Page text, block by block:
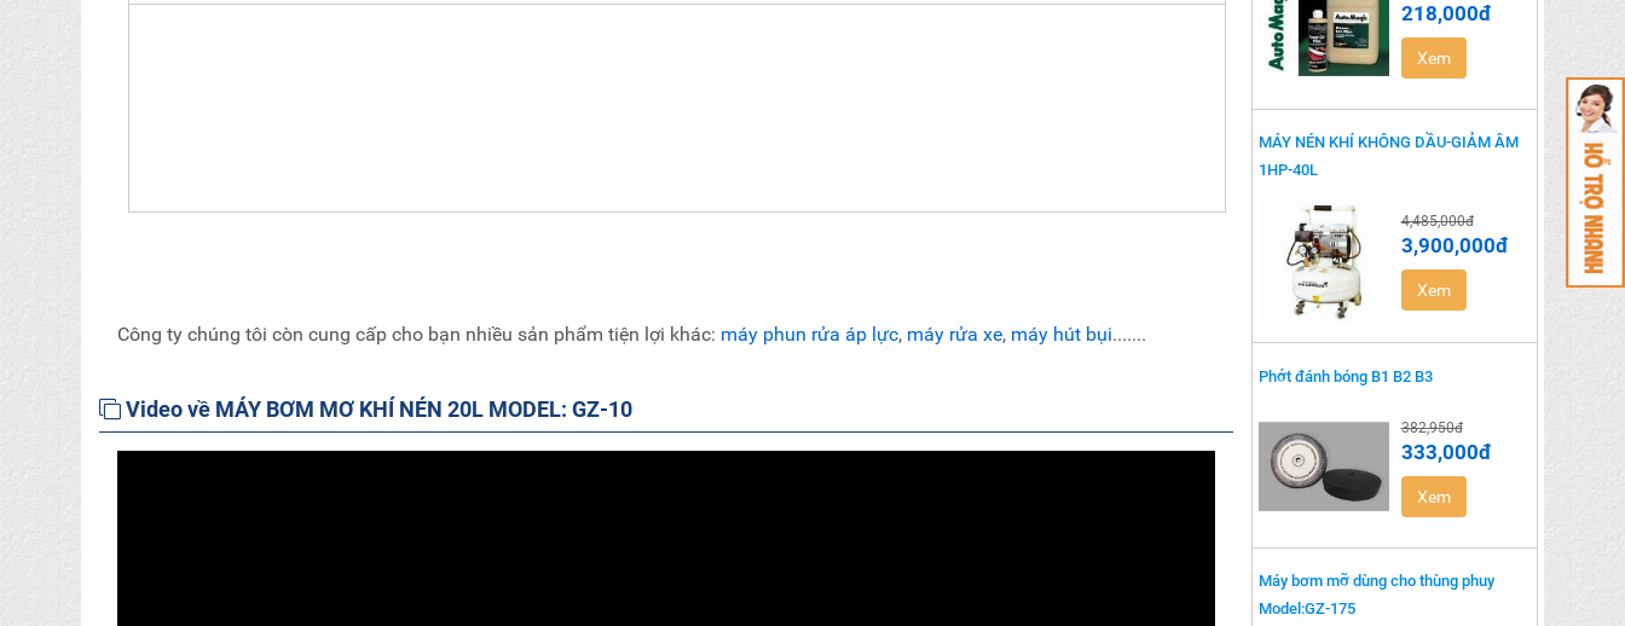
Công ty chúng tôi còn cung cấp cho bạn nhiều sản phẩm tiện lợi khác: máy phun rửa áp lực, máy rửa xe, máy hút bụi.......
Video về MÁY BƠM MƠ KHÍ NÉN 20L MODEL: GZ-10
218,000đ
Xem
MÁY NÉN KHÍ KHÔNG DẦU-GIẢM ÂM
1HP-40L
4,485,000đ
3,900,000đ
Xem
Phớt đánh bóng B1 B2 B3
382,950đ
333,000đ
Xem
Máy bơm mỡ dùng cho thùng phuy
Model:GZ-175